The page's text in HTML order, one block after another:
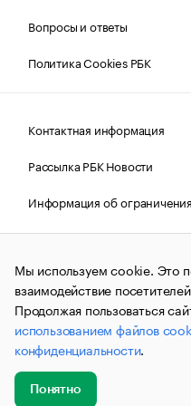
Вопросы и ответы
Политика Cookies РБК
Контактная информация
Рассылка РБК Новости
Информация об
Правовая информация
О
© АО
и материалы
(зарегистрировано
связи, информационных
коммуникаций
№ФС77-63848)
публикации могут
не предназначенную для
до 18 лет.
Мы используем cookie. Это
взаимодействие
Продолжая пользоваться
использованием файлов
конфиденциальности.
Понятно